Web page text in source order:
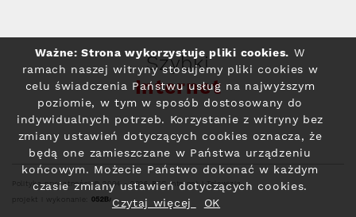
Szybki
Internet
Polityka prywatności© 2004 - 2026 RFC Internet i Telewizja
projekt i wykonanie:
Ważne: Strona wykorzystuje pliki cookies. W
ramach naszej witryny stosujemy pliki cookies w
celu świadczenia Państwu usług na najwyższym
poziomie, w tym w sposób dostosowany do
indywidualnych potrzeb. Korzystanie z witryny bez
zmiany ustawień dotyczących cookies oznacza, że
będą one zamieszczane w Państwa urządzeniu
końcowym. Możecie Państwo dokonać w każdym
czasie zmiany ustawień dotyczących cookies.
Czytaj więcej
OK